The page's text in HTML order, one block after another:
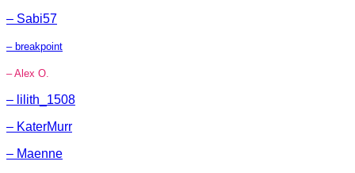
– Sabi57
– breakpoint
– Alex O.
– lilith_1508
– KaterMurr
– Maenne